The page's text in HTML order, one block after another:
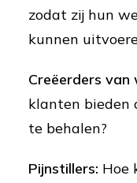
zodat zij hun
kunnen
Creëerders van
klanten bieden
te behalen?
Pijnstillers: Hoe